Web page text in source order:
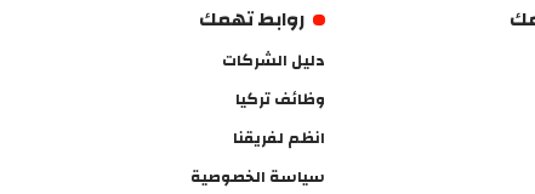
روابط تهمك
دليل الشركات
وظائف تركيا
انظم لفريقنا
سياسة الخصوصية